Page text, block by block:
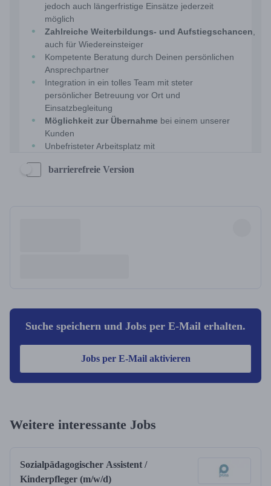
barrierefreie Version
Suche speichern und Jobs per E-Mail erhalten.
Jobs per E-Mail aktivieren
Weitere interessante Jobs
Sozialpädagogischer Assistent /
Kinderpfleger (m/w/d)